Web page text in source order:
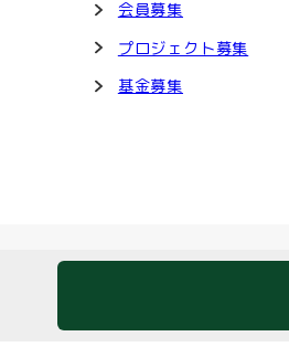
会員募集
プロジェクト募集
基金募集